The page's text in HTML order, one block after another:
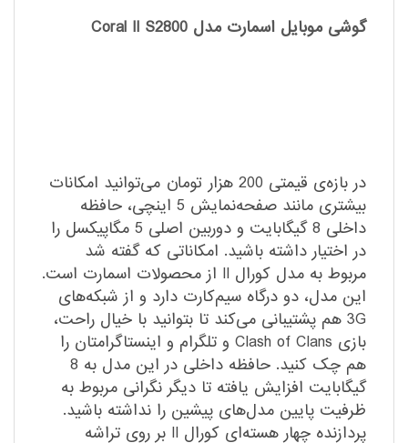
گوشی موبایل اسمارت مدل Coral II S2800
در بازه‌ی قیمتی 200 هزار تومان می‌توانید امکانات
بیشتری مانند صفحه‌نمایش 5 اینچی، حافظه
داخلی 8 گیگابایت و دوربین اصلی 5 مگاپیکسل را
در اختیار داشته باشید. امکاناتی که گفته شد
مربوط به مدل کورال II از محصولات اسمارت است.
این مدل، دو درگاه سیم‌کارت دارد و از شبکه‌های
3G هم پشتیبانی می‌کند تا بتوانید با خیال راحت،
بازی Clash of Clans و تلگرام و اینستاگرامتان را
هم چک کنید. حافظه داخلی در این مدل به 8
گیگابایت افزایش یافته تا دیگر نگرانی مربوط به
ظرفیت پایین مدل‌های پیشین را نداشته باشید.
پردازنده چهار هسته‌ای کورال II بر روی تراشه